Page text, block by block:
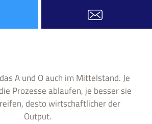
A und O auch im Mittelstand. Je
Prozesse ablaufen, je besser sie
desto wirtschaftlicher der
Output.